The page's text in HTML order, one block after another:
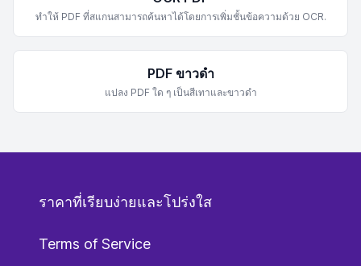
ทำให้ PDF ที่สแกนสามารถค้นหาได้โดยการเพิ่มชั้นข้อความด้วย OCR.
PDF ขาวดำ
แปลง PDF ใด ๆ เป็นสีเทาและขาวดำ
ราคาที่เรียบง่ายและโปร่งใส
Terms of Service